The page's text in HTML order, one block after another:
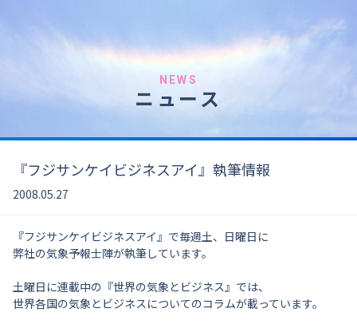
NEWS
ニュース
『フジサンケイビジネスアイ』執筆情報
2008.05.27
『フジサンケイビジネスアイ』で毎週土、日曜日に
弊社の気象予報士陣が執筆しています。
土曜日に連載中の『世界の気象とビジネス』では、
世界各国の気象とビジネスについてのコラムが載っています。